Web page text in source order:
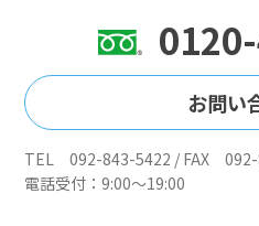
お問い
TEL 092-843-5422 / FAX 092-
電話受付：9:00～19:00